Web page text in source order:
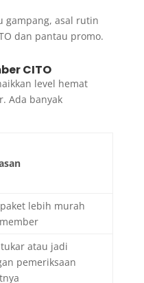
gampang, asal rutin
dan pantau promo.
CITO
level hemat
Ada banyak
lebih murah
atau jadi
pemeriksaan